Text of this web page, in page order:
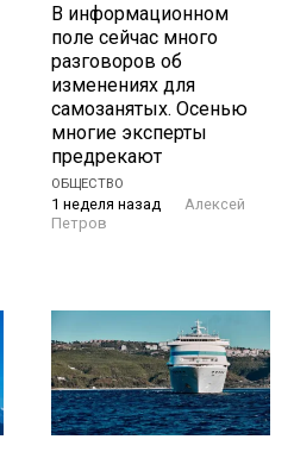
В информационном
поле сейчас много
разговоров об
изменениях для
самозанятых. Осенью
многие эксперты
предрекают
ОБЩЕСТВО
1 неделя назад
Алексей
Петров